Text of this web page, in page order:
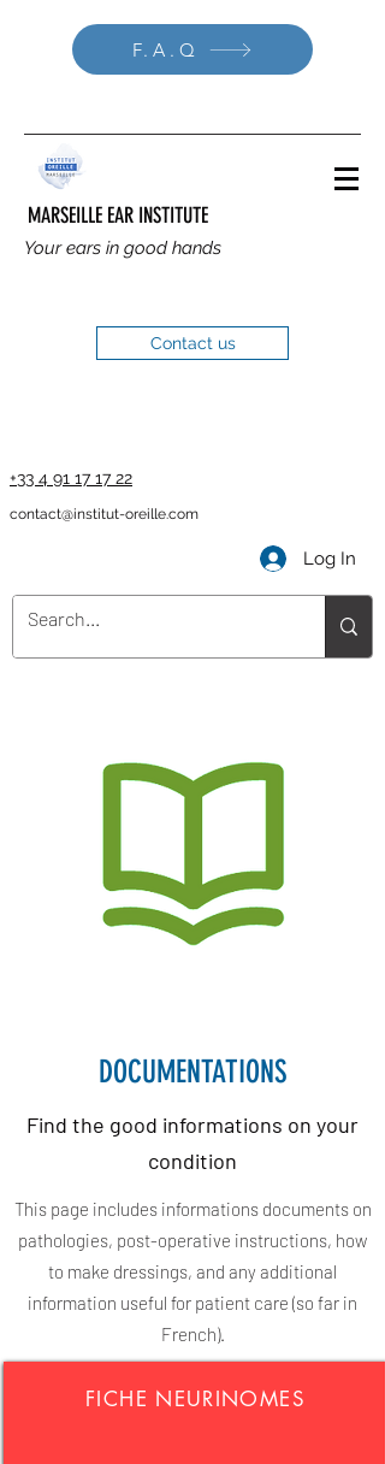
F.A.Q
MARSEILLE EAR INSTITUTE
Your ears in good hands
Contact us
+33 4 91 17 17 22
contact@institut-oreille.com
Log In
DOCUMENTATIONS
Find the good informations on your
condition
This page includes informations documents on
pathologies, post-operative instructions, how
to make dressings, and any additional
information useful for patient care (so far in
French).
FICHE NEURINOMES